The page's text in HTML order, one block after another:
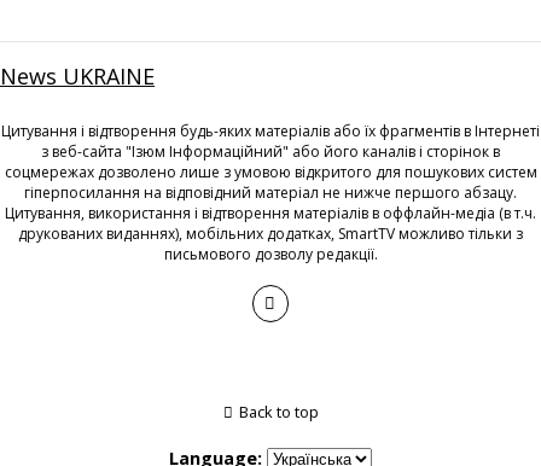
News UKRAINE
Цитування і відтворення будь-яких матеріалів або їх фрагментів в Інтернеті
з веб-сайта "Ізюм Інформаційний" або його каналів і сторінок в
соцмережах дозволено лише з умовою відкритого для пошукових систем
гіперпосилання на відповідний матеріал не нижче першого абзацу.
Цитування, використання і відтворення матеріалів в оффлайн-медіа (в т.ч.
друкованих виданнях), мобільних додатках, SmartTV можливо тільки з
письмового дозволу редакції.
Back to top
Language: